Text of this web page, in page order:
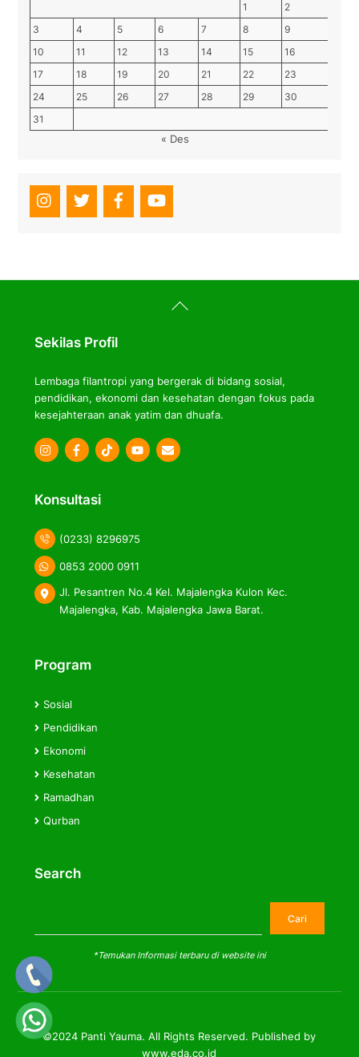
1
2
3
4 5 6 7 8
9
10
11 12 13 14 15
16
17
18 19 20 21 22
23
24
25 26 27 28 29
30
31
« Des
Back
To
Sekilas Profil
Lembaga filantropi yang bergerak di bidang sosial,
pendidikan, ekonomi dan kesehatan dengan fokus pada
kesejahteraan anak yatim dan dhuafa.
Icon
Icon
Icon
Konsultasi
(0233) 8296975
0853 2000 0911
Jl. Pesantren No.4 Kel. Majalengka Kulon Kec.
Majalengka, Kab. Majalengka Jawa Barat.
Program
Sosial
Pendidikan
Ekonomi
Kesehatan
Ramadhan
Qurban
Search
Cari
*Temukan Informasi terbaru di website ini
©2024 Panti Yauma. All Rights Reserved. Published by
www.eda.co.id